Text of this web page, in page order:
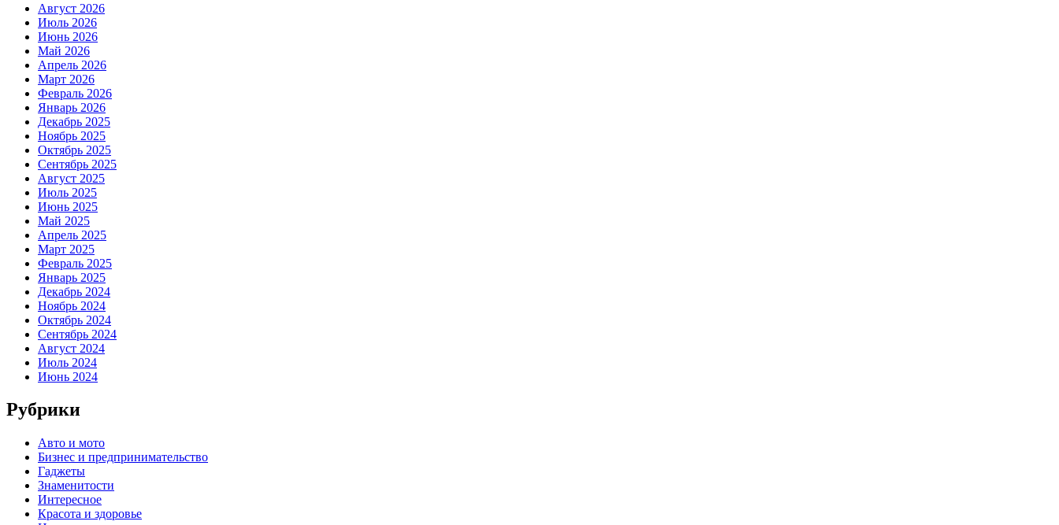
Август 2026
Июль 2026
Июнь 2026
Май 2026
Апрель 2026
Март 2026
Февраль 2026
Январь 2026
Декабрь 2025
Ноябрь 2025
Октябрь 2025
Сентябрь 2025
Август 2025
Июль 2025
Июнь 2025
Май 2025
Апрель 2025
Март 2025
Февраль 2025
Январь 2025
Декабрь 2024
Ноябрь 2024
Октябрь 2024
Сентябрь 2024
Август 2024
Июль 2024
Июнь 2024
Рубрики
Авто и мото
Бизнес и предпринимательство
Гаджеты
Знаменитости
Интересное
Красота и здоровье